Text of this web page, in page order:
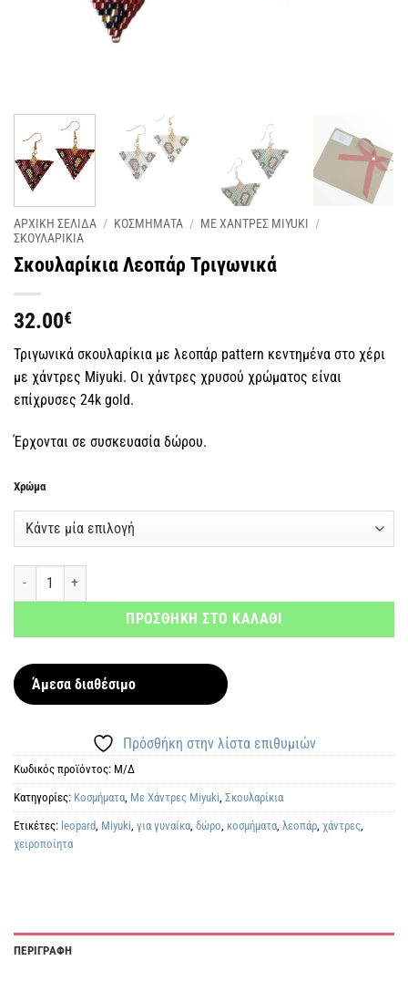
ΑΡΧΙΚΗ ΣΕΛΙΔΑ / ΚΟΣΜΗΜΑΤΑ / ΜΕ ΧΑΝΤΡΕΣ MIYUKI /
ΣΚΟΥΛΑΡΙΚΙΑ
Σκουλαρίκια Λεοπάρ Τριγωνικά
32.00€
Τριγωνικά σκουλαρίκια με λεοπάρ pattern κεντημένα στο χέρι
με χάντρες Miyuki. Οι χάντρες χρυσού χρώματος είναι
επίχρυσες 24k gold.
Έρχονται σε συσκευασία δώρου.
Χρώμα
Σκουλαρίκια Λεοπάρ Τριγωνικά ποσότητα
ΠΡΟΣΘΗΚΗ ΣΤΟ ΚΑΛΑΘΙ
Άμεσα διαθέσιμο
Πρόσθήκη στην λίστα επιθυμιών
Κωδικός προϊόντος: Μ/Δ
Κατηγορίες: Κοσμήματα Με Χάντρες Miyuki Σκουλαρίκια
Ετικέτες: leopard Miyuki για γυναίκα δώρο κοσμήματα λεοπάρ χάντρες
χειροποίητα
ΠΕΡΙΓΡΑΦΗ